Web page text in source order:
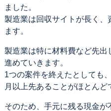
ました。
製造業は回収サイトが長く、
ます。
製造業は特に材料費など先
進めていきます。
1つの案件を終えたとしても
月以上先あることがほとんど
そのため、手元に残る現金